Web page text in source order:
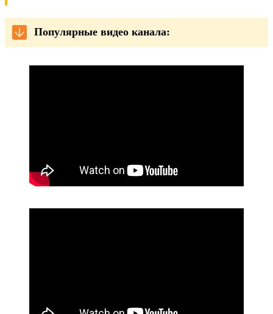
Популярные видео канала: